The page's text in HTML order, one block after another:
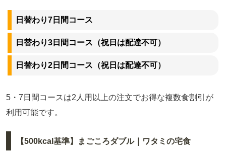
日替わり7日間コース
日替わり3日間コース（祝日は配達不可）
日替わり2日間コース（祝日は配達不可）
5・7日間コースは2人用以上の注文でお得な複数食割引が
利用可能です。
【500kcal基準】まごころダブル｜ワタミの宅食